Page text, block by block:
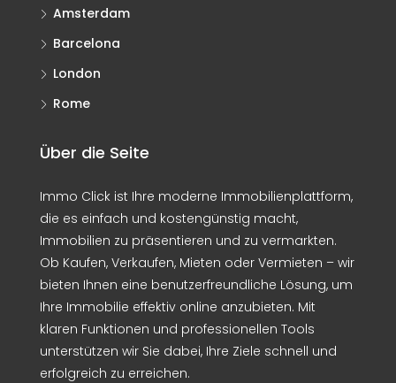
Amsterdam
Barcelona
London
Rome
Über die Seite
Immo Click ist Ihre moderne Immobilienplattform,
die es einfach und kostengünstig macht,
Immobilien zu präsentieren und zu vermarkten.
Ob Kaufen, Verkaufen, Mieten oder Vermieten – wir
bieten Ihnen eine benutzerfreundliche Lösung, um
Ihre Immobilie effektiv online anzubieten. Mit
klaren Funktionen und professionellen Tools
unterstützen wir Sie dabei, Ihre Ziele schnell und
erfolgreich zu erreichen.